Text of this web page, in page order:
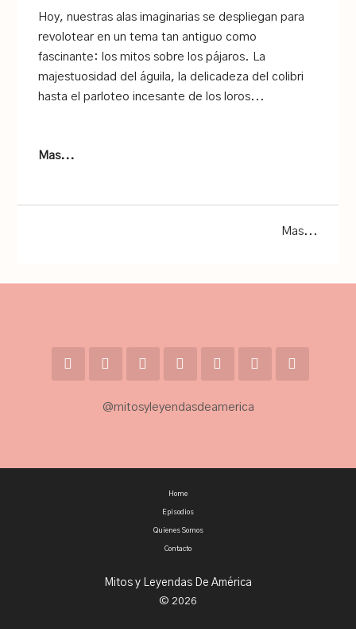
Hoy, nuestras alas imaginarias se despliegan para
revolotear en un tema tan antiguo como
fascinante: los mitos sobre los pájaros. La
majestuosidad del águila, la delicadeza del colibri
hasta el parloteo incesante de los loros...
Mas...
Mas...
@mitosyleyendasdeamerica
Mitos y Leyendas De América
© 2026
Home
Episodios
Quienes Somos
Contacto